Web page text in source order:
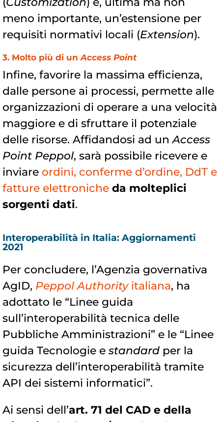
meno importante, un’estensione per
requisiti normativi locali (Extension).
3. Molto più di unAccess Point
Infine, favorire la massima efficienza,
dalle persone ai processi, permette alle
organizzazioni di operare a una velocità
maggiore e di sfruttare il potenziale
delle risorse. Affidandosi ad unAccess
Point Peppol, sarà possibile ricevere e
inviare ordini, conferme d’ordine, DdT e
fatture elettroniche da molteplici
sorgenti dati.
Interoperabilità in Italia: Aggiornamenti
2021
Per concludere, l’Agenzia governativa
AgID, Peppol Authorityitaliana, ha
adottato le “Linee guida
sull’interoperabilità tecnica delle
Pubbliche Amministrazioni” e le “Linee
guida Tecnologie e standard per la
sicurezza dell’interoperabilità tramite
API dei sistemi informatici”.
Ai sensi dell’art. 71 del CAD e della